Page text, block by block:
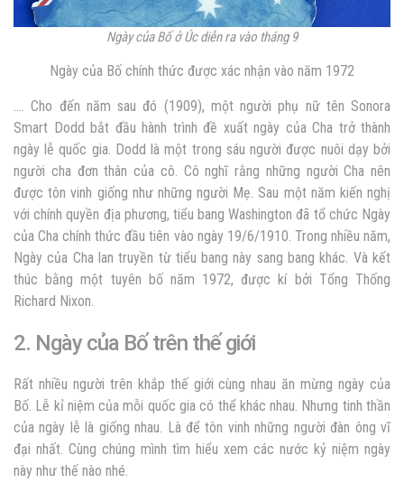
Ngày của Bố ở Úc diễn ra vào tháng 9
Ngày của Bố chính thức được xác nhận vào năm 1972
…. Cho đến năm sau đó (1909), một người phụ nữ tên Sonora
Smart Dodd bắt đầu hành trình đề xuất ngày của Cha trở thành
ngày lễ quốc gia. Dodd là một trong sáu người được nuôi dạy bởi
người cha đơn thân của cô. Cô nghĩ rằng những người Cha nên
được tôn vinh giống như những người Mẹ. Sau một năm kiến ​​nghị
với chính quyền địa phương, tiểu bang Washington đã tổ chức Ngày
của Cha chính thức đầu tiên vào ngày 19/6/1910. Trong nhiều năm,
Ngày của Cha lan truyền từ tiểu bang này sang bang khác. Và kết
thúc bằng một tuyên bố năm 1972, được kí bởi Tổng Thống
Richard Nixon.
2. Ngày của Bố trên thế giới
Rất nhiều người trên khắp thế giới cùng nhau ăn mừng ngày của
Bố. Lễ kỉ niệm của mỗi quốc gia có thể khác nhau. Nhưng tinh thần
của ngày lễ là giống nhau. Là để tôn vinh những người đàn ông vĩ
đại nhất. Cùng chúng mình tìm hiểu xem các nước kỷ niệm ngày
này như thế nào nhé.